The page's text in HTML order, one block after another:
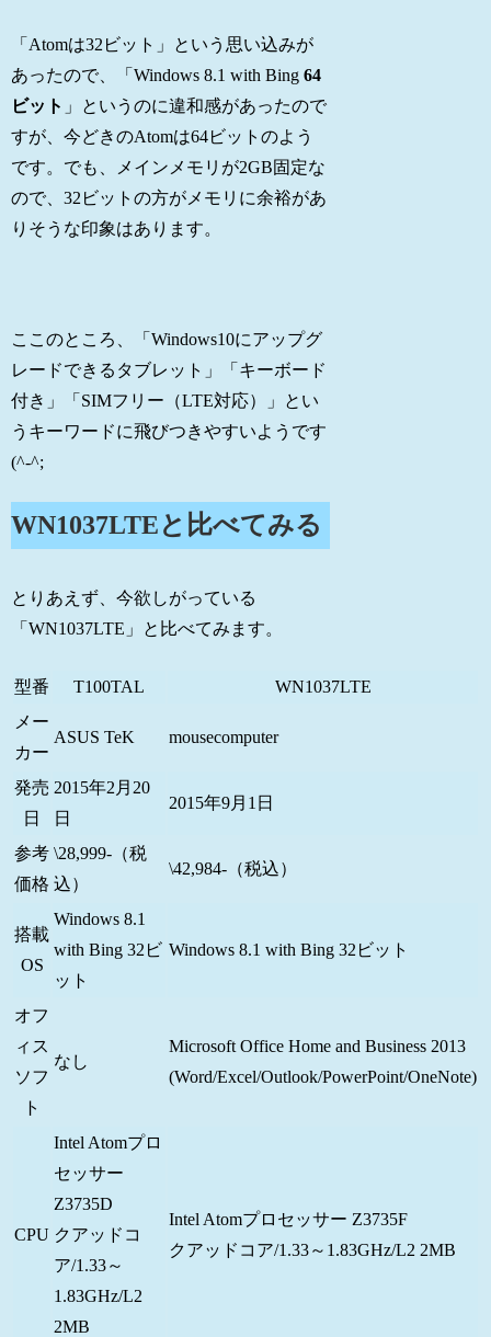
「Atomは32ビット」という思い込みが
あったので、「Windows 8.1 with Bing64
ビット 」というのに違和感があったので
すが、今どきのAtomは64ビットのよう
です。でも、メインメモリが2GB固定な
ので、32ビットの方がメモリに余裕があ
りそうな印象はあります。
ここのところ、「Windows10にアップグ
レードできるタブレット」「キーボード
付き」「SIMフリー（LTE対応）」とい
うキーワードに飛びつきやすいようです
(^-^;
WN1037LTEと比べてみる
とりあえず、今欲しがっている
「WN1037LTE」と比べてみます。
型番 T100TAL
WN1037LTE
メー
カー
ASUS TeK mousecomputer
発売
日
2015年2月20
日
2015年9月1日
参考
価格
\28,999-（税
込）
\42,984-（税込）
搭載
OS
Windows 8.1
with Bing 32ビ
ット
Windows 8.1 with Bing 32ビット
オフ
ィス
ソフ
ト
なし
Microsoft Office Home and Business 2013
(Word/Excel/Outlook/PowerPoint/OneNote)
CPU
Intel Atomプロ
セッサー
Z3735D
クアッドコ
ア/1.33～
1.83GHz/L2
2MB
Intel Atomプロセッサー Z3735F
クアッドコア/1.33～1.83GHz/L2 2MB